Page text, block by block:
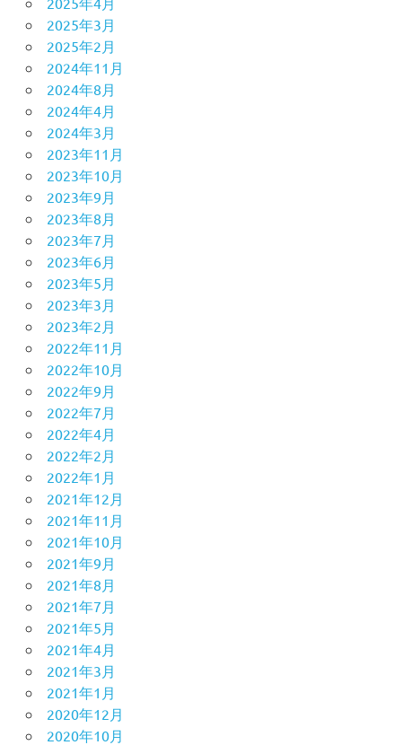
2025年3月
2025年2月
2024年11月
2024年8月
2024年4月
2024年3月
2023年11月
2023年10月
2023年9月
2023年8月
2023年7月
2023年6月
2023年5月
2023年3月
2023年2月
2022年11月
2022年10月
2022年9月
2022年7月
2022年4月
2022年2月
2022年1月
2021年12月
2021年11月
2021年10月
2021年9月
2021年8月
2021年7月
2021年5月
2021年4月
2021年3月
2021年1月
2020年12月
2020年10月